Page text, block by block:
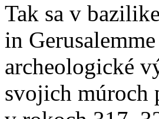
Tak sa v
in
archeologické
svojich múroch